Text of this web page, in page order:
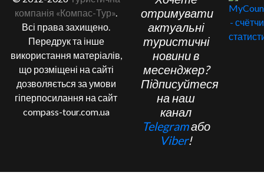
компанія «Компас-Тур».
Всі права захищено.
Передрук та інше
використання матеріалів,
що розміщені на сайті
дозволяється за умови
гіперпосилання на сайт
compass-tour.com.ua
отримувати
актуальні
туристичні
новини в
месенджер?
Підписуйтеся
на наш
канал
Telegramабо
Viber!